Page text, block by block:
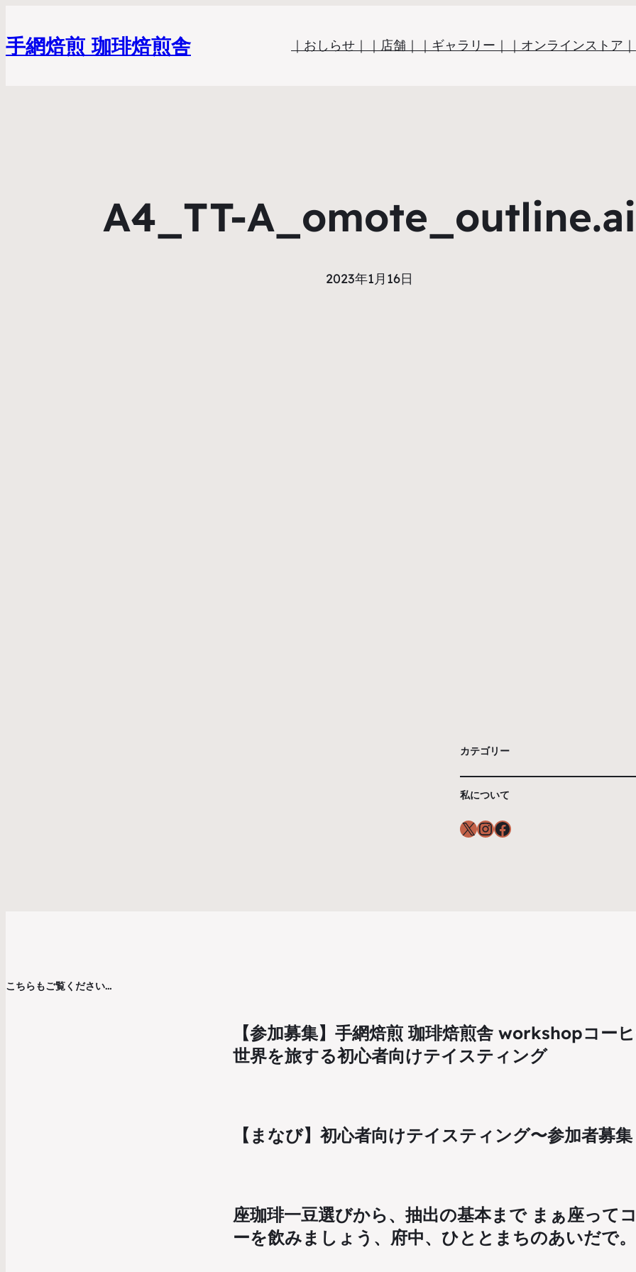
手網焙煎 珈琲焙煎舎 ｜おしらせ｜ ｜店舗｜ ｜ギャラリー｜ ｜オンラインストア｜
A4_TT-A_omote_outline.ai
2023年1月16日
カテゴリー
私について
X InstagramFacebook
こちらもご覧ください…
【参加募集】手網焙煎 珈琲焙煎舎 workshopコー
世界を旅する初心者向けテイスティング
【まなび】初心者向けテイスティング〜参加者募集
座珈琲一豆選びから、抽出の基本まで まぁ座って
ーを飲みましょう、府中、ひととまちのあいだで。